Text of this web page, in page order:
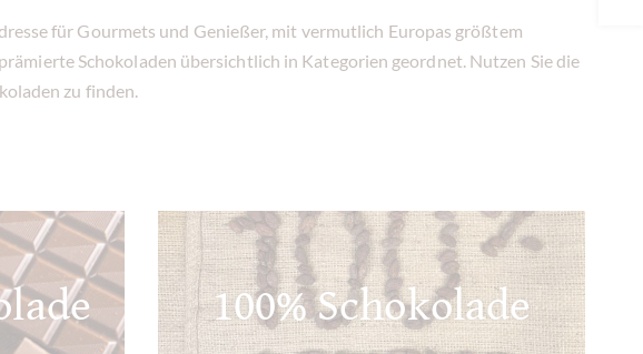
für Gourmets und Genießer, mit vermutlich Europas größtem
Schokoladen übersichtlich in Kategorien geordnet. Nutzen Sie die
zu finden.
100% Schokolade